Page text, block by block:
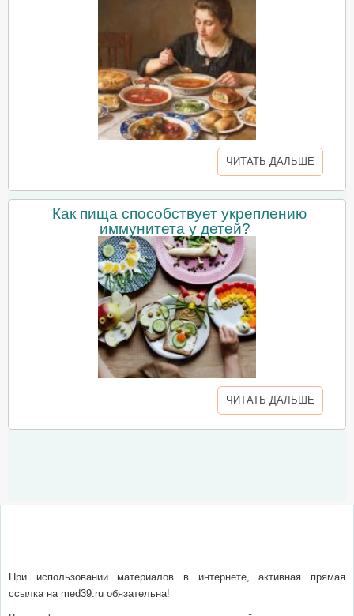
ЧИТАТЬ ДАЛЬШЕ
Как пища способствует укреплению
иммунитета у детей?
ЧИТАТЬ ДАЛЬШЕ
При использовании материалов в интернете, активная прямая
ссылка на med39.ru обязательна!